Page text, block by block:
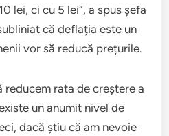
lei, ci cu 5 lei”, a spus șefa
că deflația este un
vor să reducă prețurile.
reducem rata de creștere a
un anumit nivel de
dacă știu că am nevoie